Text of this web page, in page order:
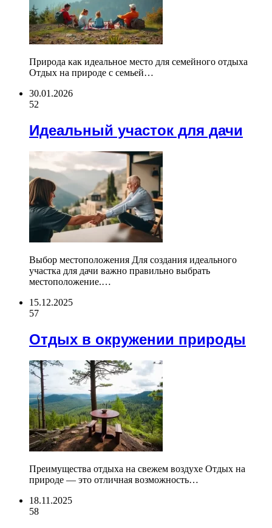
Природа как идеальное место для семейного отдыха
Отдых на природе с семьей…
30.01.2026
52
Идеальный участок для дачи
Выбор местоположения Для создания идеального
участка для дачи важно правильно выбрать
местоположение.…
15.12.2025
57
Отдых в окружении природы
Преимущества отдыха на свежем воздухе Отдых на
природе — это отличная возможность…
18.11.2025
58